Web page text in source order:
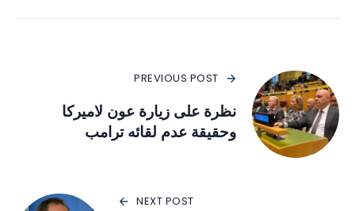
PREVIOUS POST
نظرة على زيارة عون لاميركا
وحقيقة عدم لقائه ترامب
NEXT POST